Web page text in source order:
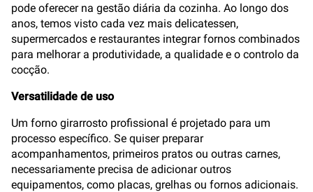
pode oferecer na gestão diária da cozinha. Ao longo dos
anos, temos visto cada vez mais delicatessen,
supermercados e restaurantes integrar fornos combinados
para melhorar a produtividade, a qualidade e o controlo da
cocção.
Versatilidade de uso
Um forno girarrosto profissional é projetado para um
processo específico. Se quiser preparar
acompanhamentos, primeiros pratos ou outras carnes,
necessariamente precisa de adicionar outros
equipamentos, como placas, grelhas ou fornos adicionais.